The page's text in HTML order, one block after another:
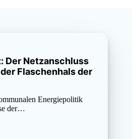
Der Netzanschluss
Flaschenhals der
Energiepolitik
der…